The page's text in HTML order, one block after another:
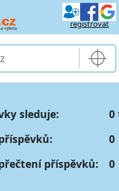
registrovat
sleduje:
0
0
příspěvků:
0